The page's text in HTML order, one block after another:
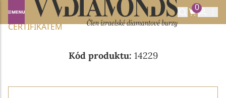
0
Domů NABÍDKA DIAMANTŮ
0.30CT J/VVS2 S GIA
CERTIFIKÁTEM
Kód produktu: 14229